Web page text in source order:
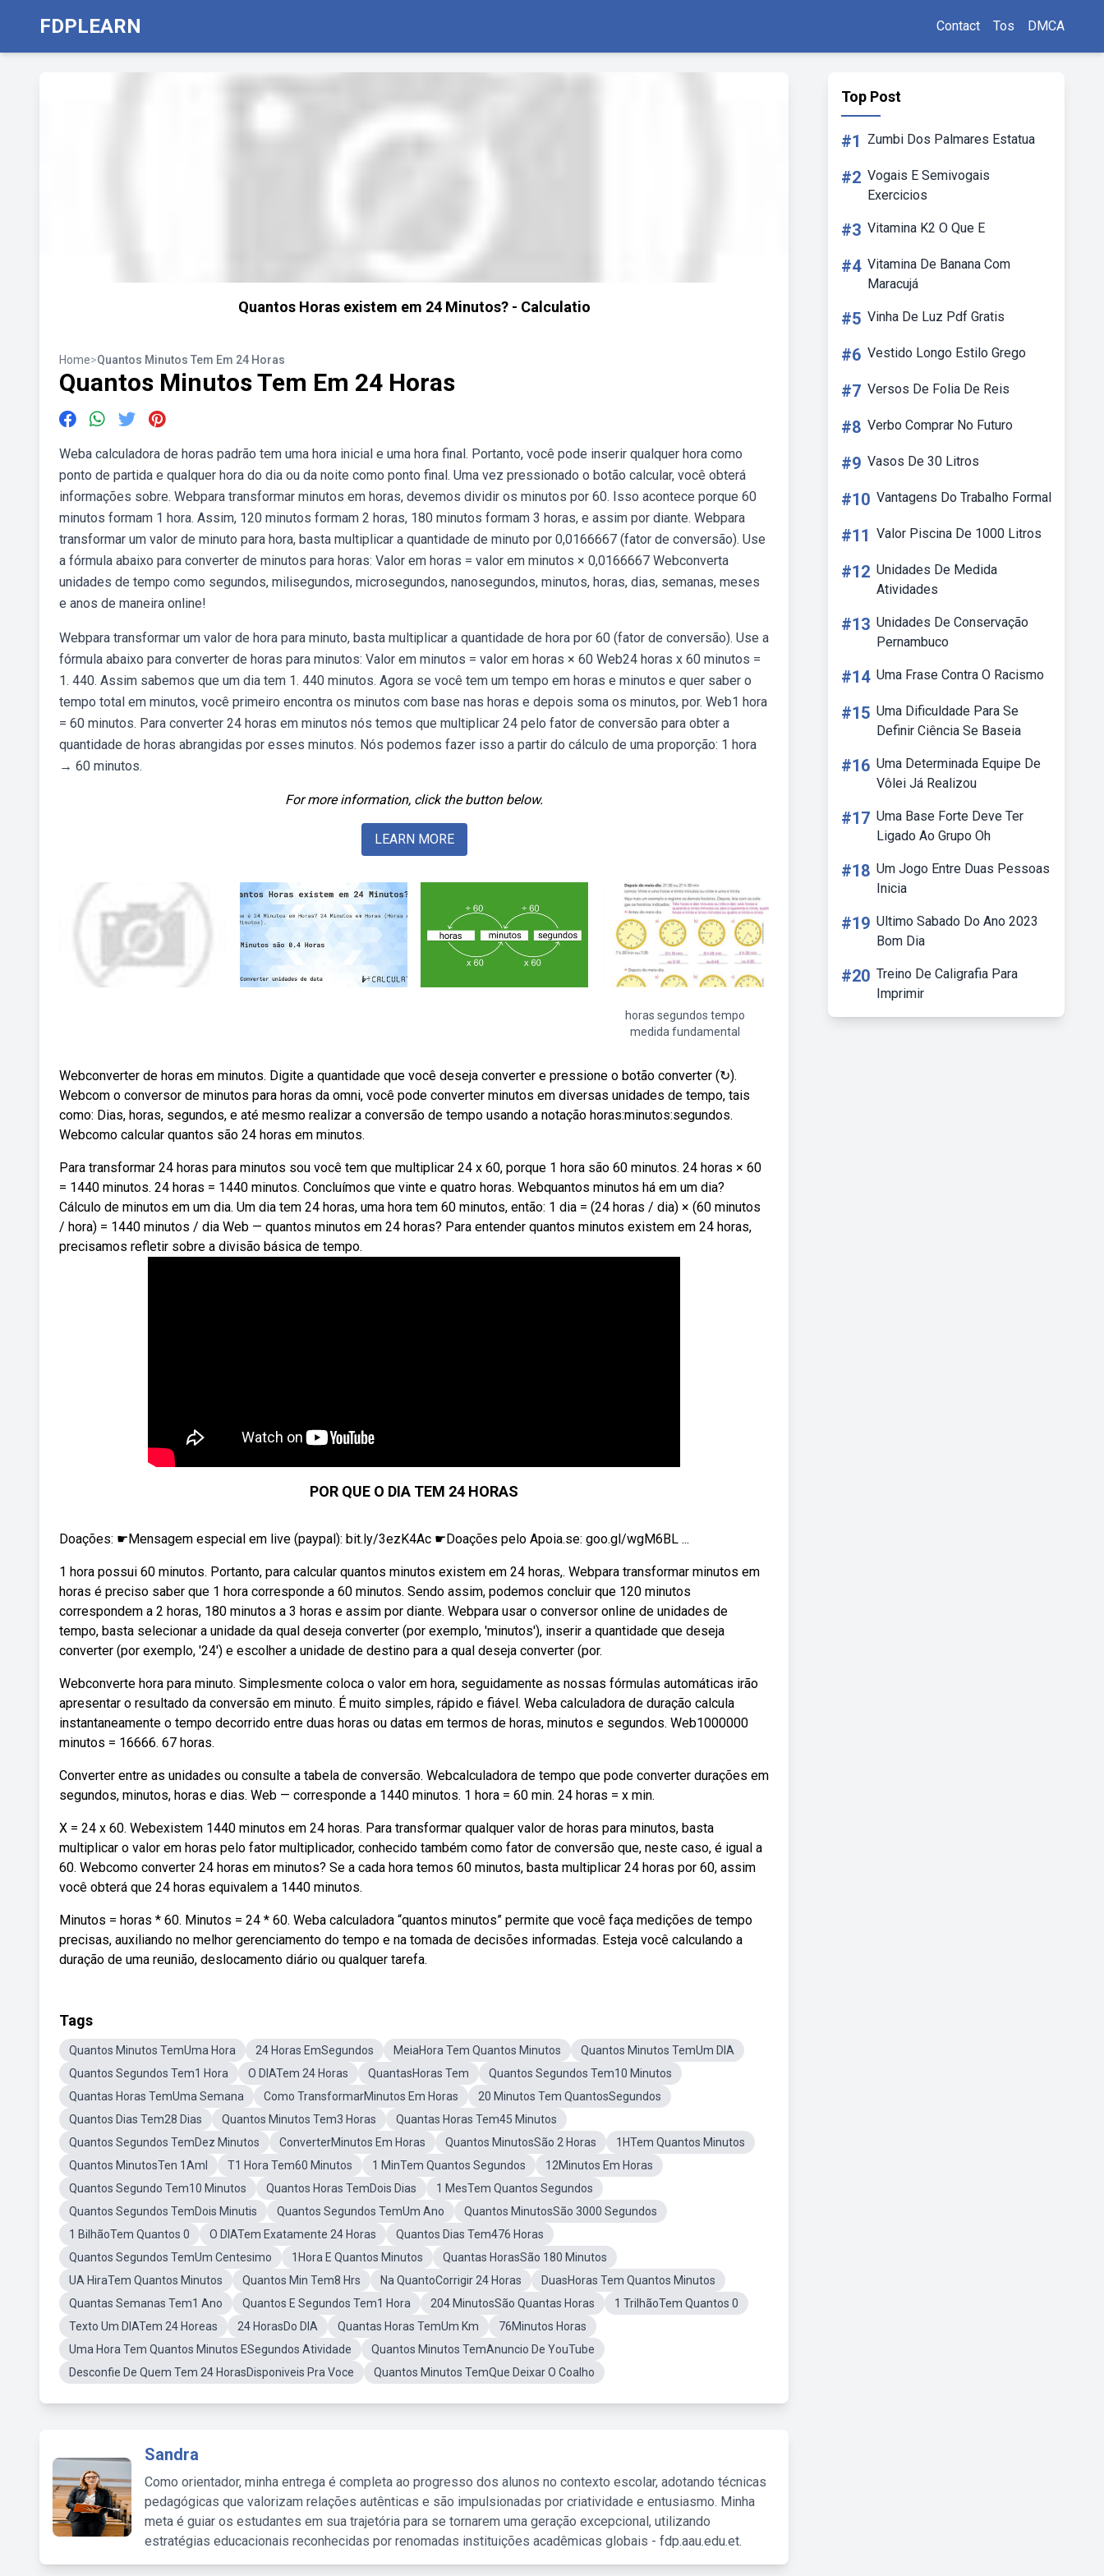
FDPLEARN Contact Tos DMCA
Quantos Horas existem em 24 Minutos? - Calculatio
Home>Quantos Minutos Tem Em 24 Horas
Quantos Minutos Tem Em 24 Horas
Weba calculadora de horas padrão tem uma hora inicial e uma hora final. Portanto, você pode inserir qualquer hora como
ponto de partida e qualquer hora do dia ou da noite como ponto final. Uma vez pressionado o botão calcular, você obterá
informações sobre. Webpara transformar minutos em horas, devemos dividir os minutos por 60. Isso acontece porque 60
minutos formam 1 hora. Assim, 120 minutos formam 2 horas, 180 minutos formam 3 horas, e assim por diante. Webpara
transformar um valor de minuto para hora, basta multiplicar a quantidade de minuto por 0,0166667 (fator de conversão). Use
a fórmula abaixo para converter de minutos para horas: Valor em horas = valor em minutos × 0,0166667 Webconverta
unidades de tempo como segundos, milisegundos, microsegundos, nanosegundos, minutos, horas, dias, semanas, meses
e anos de maneira online!
Webpara transformar um valor de hora para minuto, basta multiplicar a quantidade de hora por 60 (fator de conversão). Use a
fórmula abaixo para converter de horas para minutos: Valor em minutos = valor em horas × 60 Web24 horas x 60 minutos =
1. 440. Assim sabemos que um dia tem 1. 440 minutos. Agora se você tem um tempo em horas e minutos e quer saber o
tempo total em minutos, você primeiro encontra os minutos com base nas horas e depois soma os minutos, por. Web1 hora
= 60 minutos. Para converter 24 horas em minutos nós temos que multiplicar 24 pelo fator de conversão para obter a
quantidade de horas abrangidas por esses minutos. Nós podemos fazer isso a partir do cálculo de uma proporção: 1 hora
→ 60 minutos.
For more information, click the button below.
LEARN MORE
horas segundos tempo
medida fundamental
Webconverter de horas em minutos. Digite a quantidade que você deseja converter e pressione o botão converter (↻).
Webcom o conversor de minutos para horas da omni, você pode converter minutos em diversas unidades de tempo, tais
como: Dias, horas, segundos, e até mesmo realizar a conversão de tempo usando a notação horas:minutos:segundos.
Webcomo calcular quantos são 24 horas em minutos.
Para transformar 24 horas para minutos sou você tem que multiplicar 24 x 60, porque 1 hora são 60 minutos. 24 horas × 60
= 1440 minutos. 24 horas = 1440 minutos. Concluímos que vinte e quatro horas. Webquantos minutos há em um dia?
Cálculo de minutos em um dia. Um dia tem 24 horas, uma hora tem 60 minutos, então: 1 dia = (24 horas / dia) × (60 minutos
/ hora) = 1440 minutos / dia Web — quantos minutos em 24 horas? Para entender quantos minutos existem em 24 horas,
precisamos refletir sobre a divisão básica de tempo.
POR QUE O DIA TEM 24 HORAS
Doações: ☛Mensagem especial em live (paypal): bit.ly/3ezK4Ac ☛Doações pelo Apoia.se: goo.gl/wgM6BL ...
1 hora possui 60 minutos. Portanto, para calcular quantos minutos existem em 24 horas,. Webpara transformar minutos em
horas é preciso saber que 1 hora corresponde a 60 minutos. Sendo assim, podemos concluir que 120 minutos
correspondem a 2 horas, 180 minutos a 3 horas e assim por diante. Webpara usar o conversor online de unidades de
tempo, basta selecionar a unidade da qual deseja converter (por exemplo, 'minutos'), inserir a quantidade que deseja
converter (por exemplo, '24') e escolher a unidade de destino para a qual deseja converter (por.
Webconverte hora para minuto. Simplesmente coloca o valor em hora, seguidamente as nossas fórmulas automáticas irão
apresentar o resultado da conversão em minuto. É muito simples, rápido e fiável. Weba calculadora de duração calcula
instantaneamente o tempo decorrido entre duas horas ou datas em termos de horas, minutos e segundos. Web1000000
minutos = 16666. 67 horas.
Converter entre as unidades ou consulte a tabela de conversão. Webcalculadora de tempo que pode converter durações em
segundos, minutos, horas e dias. Web — corresponde a 1440 minutos. 1 hora = 60 min. 24 horas = x min.
X = 24 x 60. Webexistem 1440 minutos em 24 horas. Para transformar qualquer valor de horas para minutos, basta
multiplicar o valor em horas pelo fator multiplicador, conhecido também como fator de conversão que, neste caso, é igual a
60. Webcomo converter 24 horas em minutos? Se a cada hora temos 60 minutos, basta multiplicar 24 horas por 60, assim
você obterá que 24 horas equivalem a 1440 minutos.
Minutos = horas * 60. Minutos = 24 * 60. Weba calculadora “quantos minutos” permite que você faça medições de tempo
precisas, auxiliando no melhor gerenciamento do tempo e na tomada de decisões informadas. Esteja você calculando a
duração de uma reunião, deslocamento diário ou qualquer tarefa.
Tags
Quantos Minutos TemUma Hora 24 Horas EmSegundos MeiaHora Tem Quantos Minutos
Quantos Minutos TemUm DIA
Quantos Segundos Tem1 Hora
O DIATem 24 Horas QuantasHoras Tem
Quantos Segundos Tem10 Minutos
Quantas Horas TemUma Semana
Como TransformarMinutos Em Horas
20 Minutos Tem QuantosSegundos
Quantos Dias Tem28 Dias
Quantos Minutos Tem3 Horas
Quantas Horas Tem45 Minutos
Quantos Segundos TemDez Minutos
ConverterMinutos Em Horas Quantos MinutosSão 2 Horas
1HTem Quantos Minutos
Quantos MinutosTen 1Aml
T1 Hora Tem60 Minutos 1 MinTem Quantos Segundos
12Minutos Em Horas
Quantos Segundo Tem10 Minutos
Quantos Horas TemDois Dias
1 MesTem Quantos Segundos
Quantos Segundos TemDois Minutis
Quantos Segundos TemUm Ano
Quantos MinutosSão 3000 Segundos
1 BilhãoTem Quantos 0
O DIATem Exatamente 24 Horas
Quantos Dias Tem476 Horas
Quantos Segundos TemUm Centesimo
1Hora E Quantos Minutos
Quantas HorasSão 180 Minutos
UA HiraTem Quantos Minutos
Quantos Min Tem8 Hrs Na QuantoCorrigir 24 Horas
DuasHoras Tem Quantos Minutos
Quantas Semanas Tem1 Ano
Quantos E Segundos Tem1 Hora 204 MinutosSão Quantas Horas
1 TrilhãoTem Quantos 0
Texto Um DIATem 24 Horeas
24 HorasDo DIA Quantas Horas TemUm Km
76Minutos Horas
Uma Hora Tem Quantos Minutos ESegundos Atividade
Quantos Minutos TemAnuncio De YouTube
Desconfie De Quem Tem 24 HorasDisponiveis Pra Voce
Quantos Minutos TemQue Deixar O Coalho
Sandra
Como orientador, minha entrega é completa ao progresso dos alunos no contexto escolar, adotando técnicas
pedagógicas que valorizam relações autênticas e são impulsionadas por criatividade e entusiasmo. Minha
meta é guiar os estudantes em sua trajetória para se tornarem uma geração excepcional, utilizando
estratégias educacionais reconhecidas por renomadas instituições acadêmicas globais - fdp.aau.edu.et.
Top Post
#1 Zumbi Dos Palmares Estatua
#2 Vogais E Semivogais
Exercicios
#3 Vitamina K2 O Que E
#4 Vitamina De Banana Com
Maracujá
#5 Vinha De Luz Pdf Gratis
#6 Vestido Longo Estilo Grego
#7 Versos De Folia De Reis
#8 Verbo Comprar No Futuro
#9 Vasos De 30 Litros
#10 Vantagens Do Trabalho Formal
#11 Valor Piscina De 1000 Litros
#12 Unidades De Medida
Atividades
#13 Unidades De Conservação
Pernambuco
#14 Uma Frase Contra O Racismo
#15 Uma Dificuldade Para Se
Definir Ciência Se Baseia
#16 Uma Determinada Equipe De
Vôlei Já Realizou
#17 Uma Base Forte Deve Ter
Ligado Ao Grupo Oh
#18 Um Jogo Entre Duas Pessoas
Inicia
#19 Ultimo Sabado Do Ano 2023
Bom Dia
#20 Treino De Caligrafia Para
Imprimir